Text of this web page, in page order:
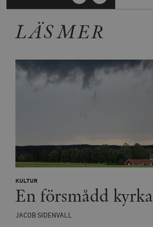
LÄS MER
KULTUR
En försmådd kyrka
JACOB SIDENVALL